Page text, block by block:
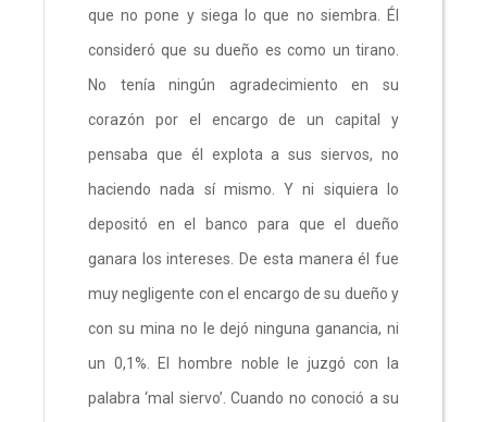
que no pone y siega lo que no siembra. Él
consideró que su dueño es como un tirano.
No tenía ningún agradecimiento en su
corazón por el encargo de un capital y
pensaba que él explota a sus siervos, no
haciendo nada sí mismo. Y ni siquiera lo
depositó en el banco para que el dueño
ganara los intereses. De esta manera él fue
muy negligente con el encargo de su dueño y
con su mina no le dejó ninguna ganancia, ni
un 0,1%. El hombre noble le juzgó con la
palabra ‘mal siervo’. Cuando no conoció a su